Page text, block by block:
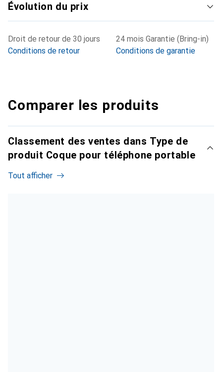
Évolution du prix
Droit de retour de 30 jours
Conditions de retour
24 mois Garantie (Bring-in)
Conditions de garantie
Comparer les produits
Classement des ventes dans Type de
produit Coque pour téléphone portable
Tout afficher